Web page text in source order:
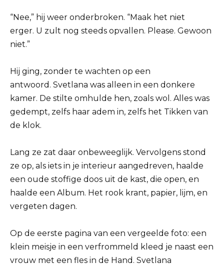
“Nee,” hij weer onderbroken. “Maak het niet
erger. U zult nog steeds opvallen. Please. Gewoon
niet.”
Hij ging, zonder te wachten op een
antwoord. Svetlana was alleen in een donkere
kamer. De stilte omhulde hen, zoals wol. Alles was
gedempt, zelfs haar adem in, zelfs het Tikken van
de klok.
Lang ze zat daar onbeweeglijk. Vervolgens stond
ze op, als iets in je interieur aangedreven, haalde
een oude stoffige doos uit de kast, die open, en
haalde een Album. Het rook krant, papier, lijm, en
vergeten dagen.
Op de eerste pagina van een vergeelde foto: een
klein meisje in een verfrommeld kleed je naast een
vrouw met een fles in de Hand. Svetlana